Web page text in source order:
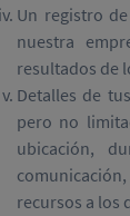
Un registro
nuestra
resultados de
Detalles de
pero no
ubicación,
recursos a los